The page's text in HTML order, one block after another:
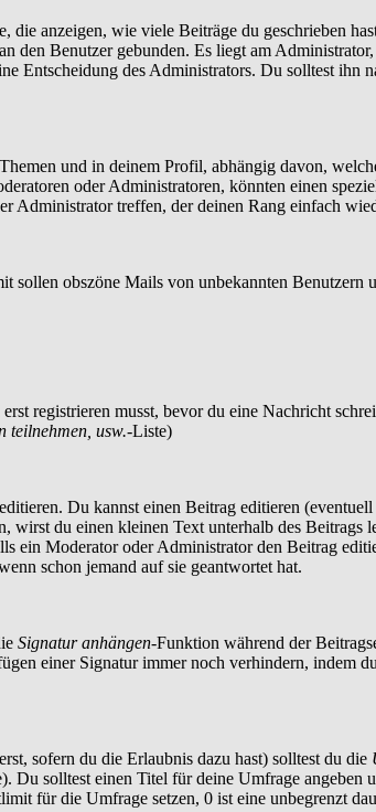
anzeigen, wie viele Beiträge du geschrieben
den Benutzer gebunden. Es liegt am
Entscheidung des Administrators. Du solltest ihn
und in deinem Profil, abhängig davon,
oder Administratoren, könnten einen
Administrator treffen, der deinen Rang einfach
obszöne Mails von unbekannten Benutzern
registrieren musst, bevor du eine Nachricht
teilnehmen, usw.-Liste)
Du kannst einen Beitrag editieren
du einen kleinen Text unterhalb des Beitrags
ein Moderator oder Administrator den Beitrag
schon jemand auf sie geantwortet hat.
Signatur anhängen-Funktion während der
einer Signatur immer noch verhindern, indem
sofern du die Erlaubnis dazu hast) solltest du die
Du solltest einen Titel für deine Umfrage angeben
für die Umfrage setzen, 0 ist eine unbegrenzt